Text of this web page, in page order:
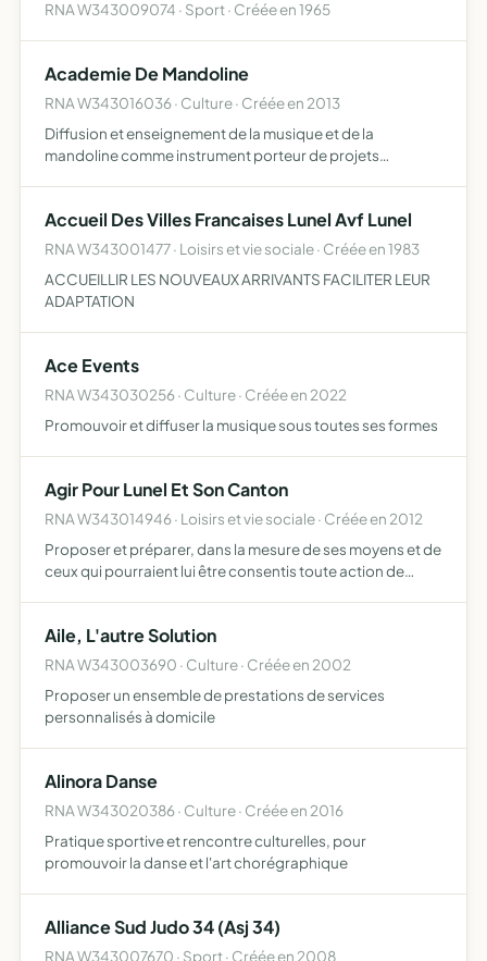
RNA W343009074 · Sport · Créée en 1965
Academie De Mandoline
RNA W343016036 · Culture · Créée en 2013
Diffusion et enseignement de la musique et de la
mandoline comme instrument porteur de projets
Accueil Des Villes Francaises Lunel Avf Lunel
RNA W343001477 · Loisirs et vie sociale · Créée en 1983
ACCUEILLIR LES NOUVEAUX ARRIVANTS FACILITER LEUR
ADAPTATION
Ace Events
RNA W343030256 · Culture · Créée en 2022
Promouvoir et diffuser la musique sous toutes ses formes
Agir Pour Lunel Et Son Canton
RNA W343014946 · Loisirs et vie sociale · Créée en 2012
Proposer et préparer, dans la mesure de ses moyens et de
ceux qui pourraient lui être consentis toute action de
Aile, L'autre Solution
RNA W343003690 · Culture · Créée en 2002
Proposer un ensemble de prestations de services
personnalisés à domicile
Alinora Danse
RNA W343020386 · Culture · Créée en 2016
Pratique sportive et rencontre culturelles, pour
promouvoir la danse et l'art chorégraphique
Alliance Sud Judo 34 (Asj 34)
RNA W343007670 · Sport · Créée en 2008